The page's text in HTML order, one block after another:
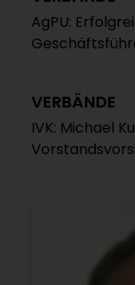
AgPU:
VERBÄNDE
IVK: Michael